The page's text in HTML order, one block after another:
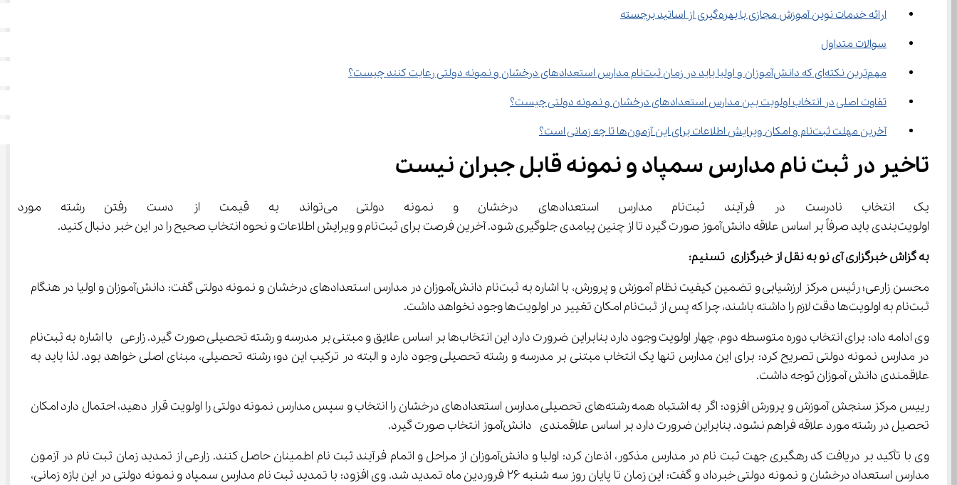
ارائه خدمات نوین آموزش مجازی با بهره‌گیری از اساتید برجسته
سوالات متداول
مهم‌ترین نکته‌ای که دانش‌آموزان و اولیا باید در زمان ثبت‌نام مدارس استعدادهای درخشان و نمونه دولتی رعایت کنند چیست؟
تفاوت اصلی در انتخاب اولویت بین مدارس استعدادهای درخشان و نمونه دولتی چیست؟
آخرین مهلت ثبت‌نام و امکان ویرایش اطلاعات برای این آزمون‌ها تا چه زمانی است؟
تاخیر در ثبت‌ نام مدارس سمپاد و نمونه قابل جبران نیست
یک انتخاب نادرست در فرآیند ثبت‌نام مدارس استعدادهای درخشان و نمونه
اولویت‌بندی باید صرفاً بر اساس علاقه دانش‌آموز صورت گیرد تا از چنین پیامدی جلوگیری شود. آخرین فرصت برای ثبت‌نام و ویرایش اطلاعات و نحوه انتخاب صحیح را در این خبر دنبال کنید.
به گزاش خبرگزاری آی نو به نقل از خبرگزاری تسنیم:
محسن زارعی؛ رئیس مرکز ارزشیابی و تضمین کیفیت نظام آموزش و پرورش، با اشاره به ثبت‌نام دانش‌آموزان در مدارس استعدادهای درخشان و نمونه دولتی گفت: دانش‌آموزان و اولیا در هنگام
ثبت‌نام به اولویت‌ها دقت لازم را داشته باشند، چرا که پس از ثبت‌نام امکان تغییر در اولویت‌ها وجود نخواهد داشت.
وی ادامه داد: برای انتخاب دوره متوسطه دوم، چهار اولویت وجود دارد بنابراین ضرورت دارد این انتخاب‌ها بر اساس علایق و مبتنی بر مدرسه و رشته تحصیلی صورت گیرد. زارعی  با اشاره به ثبت‌نام
در مدارس نمونه دولتی تصریح کرد: برای این مدارس تنها یک انتخاب مبتنی بر مدرسه و رشته تحصیلی وجود دارد و البته در ترکیب این دو؛ رشته تحصیلی، مبنای اصلی خواهد بود. لذا باید به
علاقمندی دانش آموزان توجه داشت.
رییس مرکز سنجش آموزش و پرورش افزود: اگر به اشتباه همه رشته‌های تحصیلی مدارس استعدادهای درخشان را انتخاب و سپس مدارس نمونه دولتی را اولویت قرار دهید، احتمال دارد امکان
تحصیل در رشته مورد علاقه فراهم نشود. بنابراین ضرورت دارد بر اساس علاقمندی  دانش‌آموز انتخاب صورت گیرد.
وی با تأکید بر دریافت کد رهگیری جهت ثبت نام در مدارس مذکور، اذعان کرد: اولیا و دانش‌آموزان از مراحل و اتمام فرآیند ثبت نام اطمینان حاصل کنند. زارعی از تمدید زمان ثبت نام در آزمون
مدارس استعداد درخشان و نمونه دولتی خبرداد و گفت: این زمان تا پایان روز سه شنبه 26 فروردین ماه تمدید شد. وی افزود: با تمدید ثبت‌ نام مدارس سمپاد و نمونه دولتی در این بازه زمانی،